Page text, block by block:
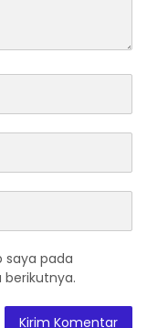
saya pada